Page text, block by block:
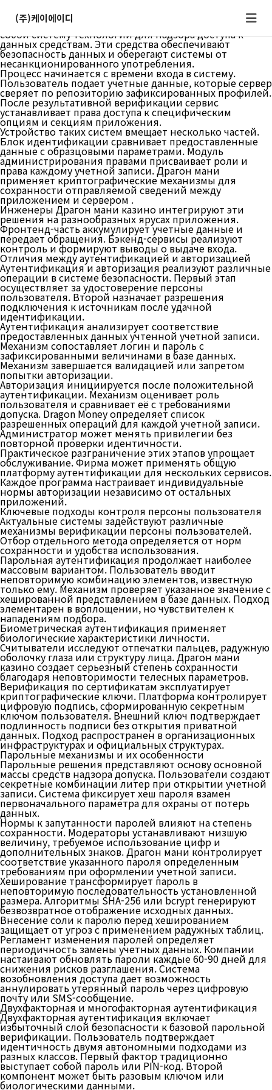
(주)케이에이디
аутентификации
Механизмы авторизации и аутентификации являют
собой систему технологий для надзора доступа к
данных средствам. Эти средства обеспечивают
безопасность данных и оберегают системы от
несанкционированного употребления.
Процесс начинается с времени входа в систему.
Пользователь подает учетные данные, которые сервер
сверяет по репозиторию зафиксированных профилей.
После результативной верификации сервис
устанавливает права доступа к специфическим
опциям и секциям приложения.
Устройство таких систем вмещает несколько частей.
Блок идентификации сравнивает предоставленные
данные с образцовыми параметрами. Модуль
администрирования правами присваивает роли и
права каждому учетной записи. Драгон мани
применяет криптографические механизмы для
сохранности отправляемой сведений между
приложением и сервером .
Инженеры Драгон мани казино интегрируют эти
решения на разнообразных ярусах приложения.
Фронтенд-часть аккумулирует учетные данные и
передает обращения. Бэкенд-сервисы реализуют
контроль и формируют выводы о выдаче входа.
Отличия между аутентификацией и авторизацией
Аутентификация и авторизация реализуют различные
операции в системе безопасности. Первый этап
осуществляет за удостоверение персоны
пользователя. Второй назначает разрешения
подключения к источникам после удачной
идентификации.
Аутентификация анализирует соответствие
предоставленных данных учтенной учетной записи.
Механизм сопоставляет логин и пароль с
зафиксированными величинами в базе данных.
Механизм завершается валидацией или запретом
попытки авторизации.
Авторизация инициируется после положительной
аутентификации. Механизм оценивает роль
пользователя и сравнивает её с требованиями
допуска. Dragon Money определяет список
разрешенных операций для каждой учетной записи.
Администратор может менять привилегии без
повторной проверки идентичности.
Практическое разграничение этих этапов упрощает
обслуживание. Фирма может применять общую
платформу аутентификации для нескольких сервисов.
Каждое программа настраивает индивидуальные
нормы авторизации независимо от остальных
приложений.
Ключевые подходы контроля персоны пользователя
Актуальные системы задействуют различные
механизмы верификации персоны пользователей.
Отбор отдельного метода определяется от норм
сохранности и удобства использования.
Парольная аутентификация продолжает наиболее
массовым вариантом. Пользователь вводит
неповторимую комбинацию элементов, известную
только ему. Механизм проверяет указанное значение с
хешированной представлением в базе данных. Подход
элементарен в воплощении, но чувствителен к
нападениям подбора.
Биометрическая аутентификация применяет
биологические характеристики личности.
Считыватели исследуют отпечатки пальцев, радужную
оболочку глаза или структуру лица. Драгон мани
казино создает серьезный степень сохранности
благодаря неповторимости телесных параметров.
Верификация по сертификатам эксплуатирует
криптографические ключи. Платформа контролирует
цифровую подпись, сформированную секретным
ключом пользователя. Внешний ключ подтверждает
подлинность подписи без открытия приватной
данных. Подход распространен в организационных
инфраструктурах и официальных структурах.
Парольные механизмы и их особенности
Парольные решения представляют основу основной
массы средств надзора допуска. Пользователи создают
секретные комбинации литер при открытии учетной
записи. Система фиксирует хеш пароля взамен
первоначального параметра для охраны от потерь
данных.
Нормы к запутанности паролей влияют на степень
сохранности. Модераторы устанавливают низшую
величину, требуемое использование цифр и
дополнительных знаков. Драгон мани контролирует
соответствие указанного пароля определенным
требованиям при оформлении учетной записи.
Хеширование трансформирует пароль в
неповторимую последовательность установленной
размера. Алгоритмы SHA-256 или bcrypt генерируют
безвозвратное отображение исходных данных.
Внесение соли к паролю перед хешированием
защищает от угроз с применением радужных таблиц.
Регламент изменения паролей определяет
периодичность замены учетных данных. Компании
настаивают обновлять пароли каждые 60-90 дней для
снижения рисков разглашения. Система
возобновления доступа дает возможность
аннулировать утерянный пароль через цифровую
почту или SMS-сообщение.
Двухфакторная и многофакторная аутентификация
Двухфакторная аутентификация включает
избыточный слой безопасности к базовой парольной
верификации. Пользователь подтверждает
идентичность двумя автономными подходами из
разных классов. Первый фактор традиционно
выступает собой пароль или PIN-код. Второй
компонент может быть разовым ключом или
биологическими данными.